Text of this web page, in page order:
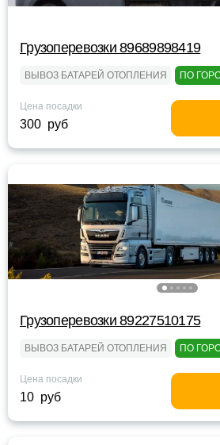
Грузоперевозки 89689898419
ВЫВОЗ БАТАРЕЙ ОТОПЛЕНИЯ ПО
Цена посадки
300 руб
Грузоперевозки 89227510175
ВЫВОЗ БАТАРЕЙ ОТОПЛЕНИЯ ПО
Цена посадки
10 руб